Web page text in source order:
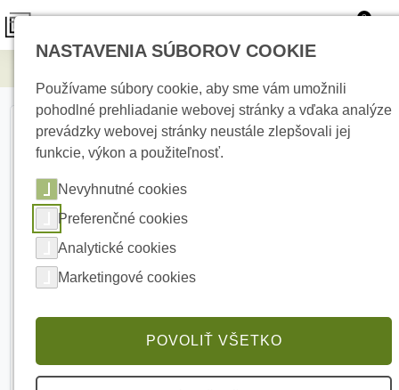
0
NASTAVENIA SÚBOROV COOKIE
Používame súbory cookie, aby sme vám umožnili
pohodlné prehliadanie webovej stránky a vďaka analýze
prevádzky webovej stránky neustále zlepšovali jej
funkcie, výkon a použiteľnosť.
Nevyhnutné cookies
Preferenčné cookies
Analytické cookies
Marketingové cookies
POVOLIŤ VŠETKO